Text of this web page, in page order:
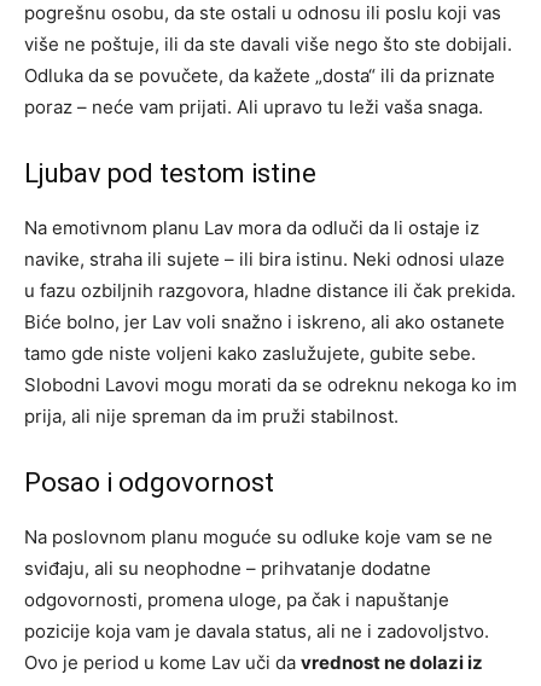
pogrešnu osobu, da ste ostali u odnosu ili poslu koji vas
više ne poštuje, ili da ste davali više nego što ste dobijali.
Odluka da se povučete, da kažete „dosta“ ili da priznate
poraz – neće vam prijati. Ali upravo tu leži vaša snaga.
Ljubav pod testom istine
Na emotivnom planu Lav mora da odluči da li ostaje iz
navike, straha ili sujete – ili bira istinu. Neki odnosi ulaze
u fazu ozbiljnih razgovora, hladne distance ili čak prekida.
Biće bolno, jer Lav voli snažno i iskreno, ali ako ostanete
tamo gde niste voljeni kako zaslužujete, gubite sebe.
Slobodni Lavovi mogu morati da se odreknu nekoga ko im
prija, ali nije spreman da im pruži stabilnost.
Posao i odgovornost
Na poslovnom planu moguće su odluke koje vam se ne
sviđaju, ali su neophodne – prihvatanje dodatne
odgovornosti, promena uloge, pa čak i napuštanje
pozicije koja vam je davala status, ali ne i zadovoljstvo.
Ovo je period u kome Lav uči da vrednost ne dolazi iz